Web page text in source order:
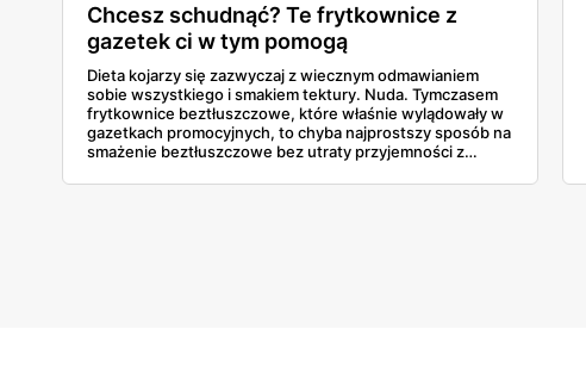
Chcesz schudnąć? Te frytkownice z
gazetek ci w tym pomogą
Dieta kojarzy się zazwyczaj z wiecznym odmawianiem
sobie wszystkiego i smakiem tektury. Nuda. Tymczasem
frytkownice beztłuszczowe, które właśnie wylądowały w
gazetkach promocyjnych, to chyba najprostszy sposób na
smażenie beztłuszczowe bez utraty przyjemności z
obecnych cenach modeli takich jak Philips Ovi czy Tefal, aż